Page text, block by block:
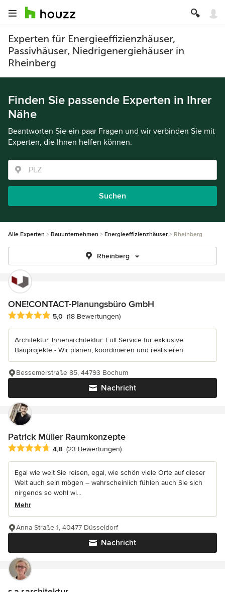
Experten für Energieeffizienzhäuser,
Passivhäuser, Niedrigenergiehäuser in
Rheinberg
Finden Sie passende Experten in Ihrer
Nähe
Beantworten Sie ein paar Fragen und wir verbinden Sie mit
Experten, die Ihnen helfen können.
Suchen
Alle Experten Bauunternehmen Energieeffizienzhäuser Rheinberg
Rheinberg
ONE!CONTACT-Planungsbüro GmbH
Durchschnittliche Bewertung: 5 von 5 Sternen
5,0 (18 Bewertungen)
Architektur. Innenarchitektur. Full Service für exklusive
Bauprojekte - Wir planen, koordinieren und realisieren.
Nachricht
Bessemerstraße 85, 44793 Bochum
Patrick Müller Raumkonzepte
Durchschnittliche Bewertung: 4.8 von 5 Sternen
4,8 (23 Bewertungen)
Egal wie weit Sie reisen, egal, wie schön viele Orte auf dieser
Welt auch sein mögen – wahrscheinlich fühlen auch Sie sich
nirgends so wohl wi...
Mehr
Nachricht
Anna Straße 1, 40477 Düsseldorf